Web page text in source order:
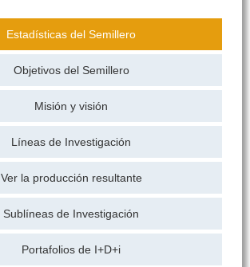
Estadísticas del Semillero
Objetivos del Semillero
Misión y visión
Líneas de Investigación
Ver la producción resultante
Sublíneas de Investigación
Portafolios de I+D+i